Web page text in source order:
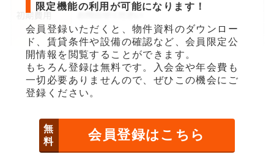
限定機能の利用が可能になります！
会員登録いただくと、物件資料のダウンロー
ド、賃貸条件や設備の確認など、会員限定公
開情報を閲覧することができます。
もちろん登録は無料です。入会金や年会費も
一切必要ありませんので、ぜひこの機会にご
登録ください。
無
料
会員登録はこちら